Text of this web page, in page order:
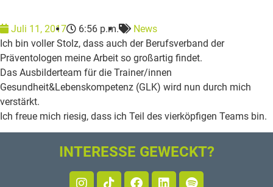
Juli 11, 2017 6:56 p.m.
News
Ich bin voller Stolz, dass auch der Berufsverband der
Präventologen meine Arbeit so großartig findet.
Das Ausbilderteam für die Trainer/innen
Gesundheit&Lebenskompetenz (GLK) wird nun durch mich
verstärkt.
Ich freue mich riesig, dass ich Teil des vierköpfigen Teams bin.
INTERESSE GEWECKT?